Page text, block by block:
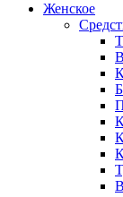
Женское